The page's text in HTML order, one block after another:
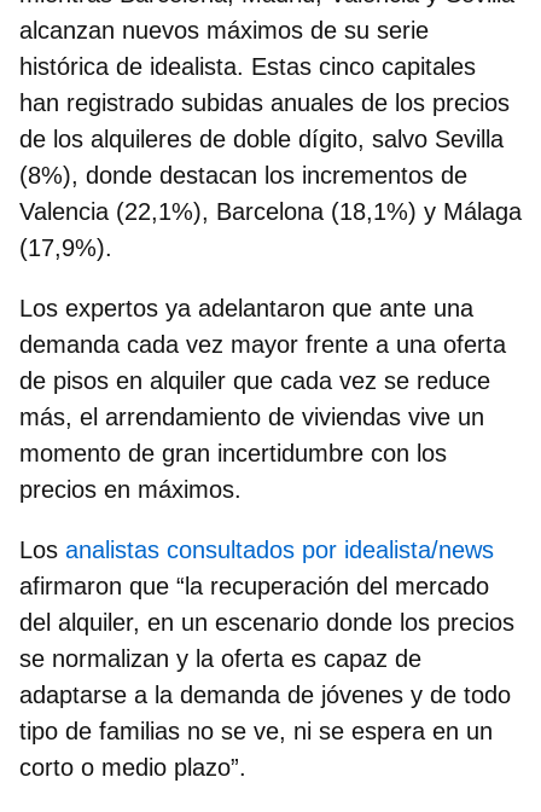
alcanzan nuevos máximos de su serie
histórica de idealista. Estas cinco capitales
han registrado subidas anuales de los precios
de los alquileres de doble dígito, salvo Sevilla
(8%), donde destacan los incrementos de
Valencia (22,1%), Barcelona (18,1%) y Málaga
(17,9%).
Los expertos ya adelantaron que ante una
demanda cada vez mayor frente a una oferta
de pisos en alquiler que cada vez se reduce
más, el arrendamiento de viviendas vive un
momento de gran incertidumbre con los
precios en máximos.
Los analistas consultados por idealista/news
afirmaron que “la recuperación del mercado
del alquiler, en un escenario donde los precios
se normalizan y la oferta es capaz de
adaptarse a la demanda de jóvenes y de todo
tipo de familias no se ve, ni se espera en un
corto o medio plazo”.